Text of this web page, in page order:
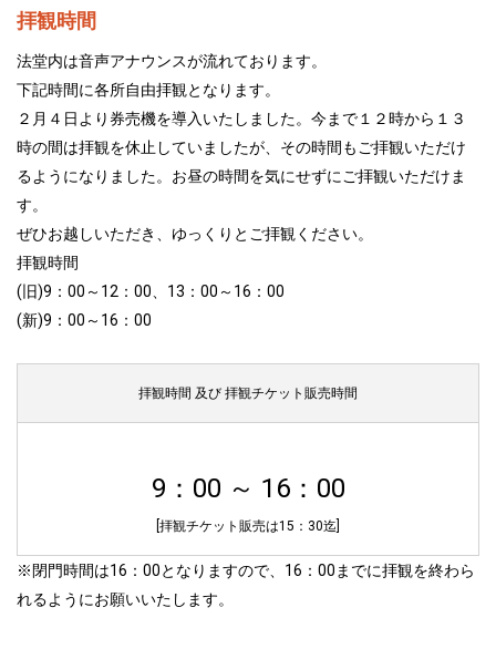
拝観時間
法堂内は音声アナウンスが流れております。
下記時間に各所自由拝観となります。
２月４日より券売機を導入いたしました。今まで１２時から１３
時の間は拝観を休止していましたが、その時間もご拝観いただけ
るようになりました。お昼の時間を気にせずにご拝観いただけま
す。
ぜひお越しいただき、ゆっくりとご拝観ください。
拝観時間
(旧)9：00～12：00、13：00～16：00
(新)9：00～16：00
拝観時間 及び 拝観チケット販売時間
9：00 ～ 16：00
[拝観チケット販売は15：30迄]
※閉門時間は16：00となりますので、16：00までに拝観を終わら
れるようにお願いいたします。